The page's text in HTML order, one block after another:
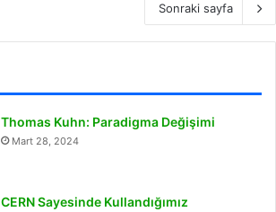
Sonraki sayfa
Thomas Kuhn: Paradigma Değişimi
Mart 28, 2024
CERN Sayesinde Kullandığımız